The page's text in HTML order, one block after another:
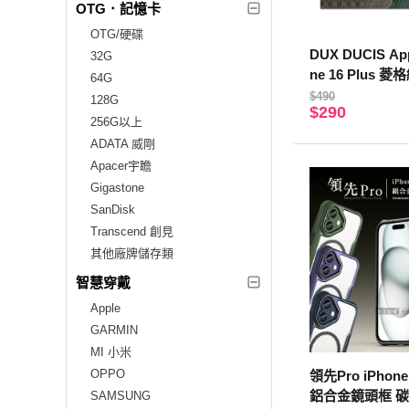
OTG．記憶卡
OTG/硬碟
32G
64G
128G
256G以上
ADATA 威剛
Apacer宇瞻
Gigastone
SanDisk
Transcend 創見
其他廠牌儲存類
智慧穿戴
Apple
GARMIN
MI 小米
OPPO
SAMSUNG
DUX DUCIS
ne 16 Plus 菱
藍色)
$490
$290
領先Pro
鋁合金鏡頭框